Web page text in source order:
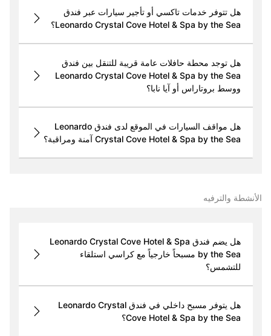
هل تتوفر خدمات تاكسي أو تأجير سيارات عبر فندق
Leonardo Crystal Cove Hotel & Spa by the Sea؟
هل توجد محطة حافلات عامة قريبة للتنقل بين فندق
Leonardo Crystal Cove Hotel & Spa by the Sea
ووسط بروتاراس أو آيا نابا؟
هل مواقف السيارات في الموقع لدى فندق Leonardo
Crystal Cove Hotel & Spa by the Sea آمنة ومراقبة؟
الأنشطة والترفيه
هل يضم فندق Leonardo Crystal Cove Hotel & Spa
by the Sea مسبحاً خارجياً مع كراسي استلقاء
للتشمس؟
هل يتوفر مسبح داخلي في فندق Leonardo Crystal
Cove Hotel & Spa by the Sea؟